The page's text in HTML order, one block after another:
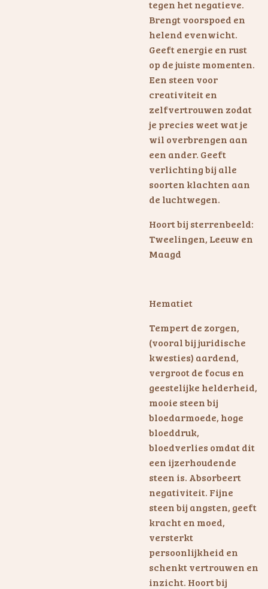
tegen het negatieve.
Brengt voorspoed en
helend evenwicht.
Geeft energie en rust
op de juiste momenten.
Een steen voor
creativiteit en
zelfvertrouwen zodat
je precies weet wat je
wil overbrengen aan
een ander. Geeft
verlichting bij alle
soorten klachten aan
de luchtwegen.
Hoort bij sterrenbeeld:
Tweelingen, Leeuw en
Maagd
Hematiet
Tempert de zorgen,
(vooral bij juridische
kwesties) aardend,
vergroot de focus en
geestelijke helderheid,
mooie steen bij
bloedarmoede, hoge
bloeddruk,
bloedverlies omdat dit
een ijzerhoudende
steen is. Absorbeert
negativiteit. Fijne
steen bij angsten, geeft
kracht en moed,
versterkt
persoonlijkheid en
schenkt vertrouwen en
inzicht. Hoort bij